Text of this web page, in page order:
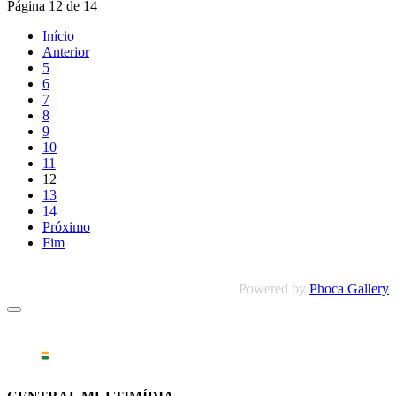
Página 12 de 14
Início
Anterior
5
6
7
8
9
10
11
12
13
14
Próximo
Fim
Powered by Phoca Gallery